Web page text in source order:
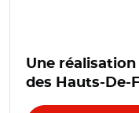
Une
des Hauts-De-